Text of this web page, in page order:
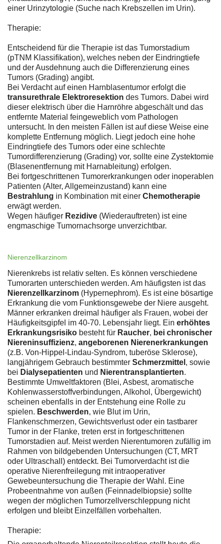
einer Urinzytologie (Suche nach Krebszellen im Urin).
Therapie:
Entscheidend für die Therapie ist das Tumorstadium
(pTNM Klassifikation), welches neben der Eindringtiefe
und der Ausdehnung auch die Differenzierung eines
Tumors (Grading) angibt.
Bei Verdacht auf einen Harnblasentumor erfolgt die
transurethrale Elektroresektion des Tumors. Dabei wird
dieser elektrisch über die Harnröhre abgeschält und das
entfernte Material feingeweblich vom Pathologen
untersucht. In den meisten Fällen ist auf diese Weise eine
komplette Entfernung möglich. Liegt jedoch eine hohe
Eindringtiefe des Tumors oder eine schlechte
Tumordifferenzierung (Grading) vor, sollte eine Zystektomie
(Blasenentfernung mit Harnableitung) erfolgen.
Bei fortgeschrittenen Tumorerkrankungen oder inoperablen
Patienten (Alter, Allgemeinzustand) kann eine
Bestrahlung in Kombination mit einer Chemotherapie
erwägt werden.
Wegen häufiger Rezidive (Wiederauftreten) ist eine
engmaschige Tumornachsorge unverzichtbar.
Nierenzellkarzinom
Nierenkrebs ist relativ selten. Es können verschiedene
Tumorarten unterschieden werden. Am häufigsten ist das
Nierenzellkarzinom (Hypernephrom). Es ist eine bösartige
Erkrankung die vom Funktionsgewebe der Niere ausgeht.
Männer erkranken dreimal häufiger als Frauen, wobei der
Häufigkeitsgipfel im 40-70. Lebensjahr liegt. Ein erhöhtes
Erkrankungsrisiko besteht für Raucher, bei chronischer
Niereninsuffizienz, angeborenen Nierenerkrankungen
(z.B. Von-Hippel-Lindau-Syndrom, tuberöse Sklerose),
langjährigem Gebrauch bestimmter Schmerzmittel , sowie
bei Dialysepatienten und Nierentransplantierten.
Bestimmte Umweltfaktoren (Blei, Asbest, aromatische
Kohlenwasserstoffverbindungen, Alkohol, Übergewicht)
scheinen ebenfalls in der Entstehung eine Rolle zu
spielen. Beschwerden, wie Blut im Urin,
Flankenschmerzen, Gewichtsverlust oder ein tastbarer
Tumor in der Flanke, treten erst in fortgeschrittenen
Tumorstadien auf. Meist werden Nierentumoren zufällig im
Rahmen von bildgebenden Untersuchungen (CT, MRT
oder Ultraschall) entdeckt. Bei Tumorverdacht ist die
operative Nierenfreilegung mit intraoperativer
Gewebeuntersuchung die Therapie der Wahl. Eine
Probeentnahme von außen (Feinnadelbiopsie) sollte
wegen der möglichen Tumorzellverschleppung nicht
erfolgen und bleibt Einzelfällen vorbehalten.
Therapie: